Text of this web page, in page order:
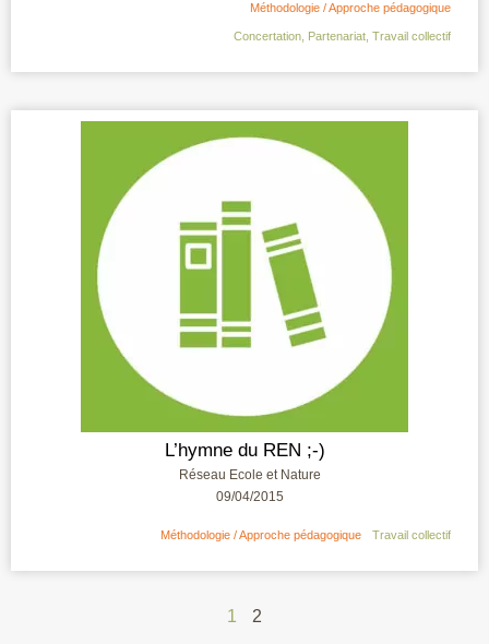
Méthodologie / Approche pédagogique
Concertation Partenariat Travail collectif
L’hymne du REN ;-)
Réseau Ecole et Nature
09/04/2015
Méthodologie / Approche pédagogique Travail collectif
1 2